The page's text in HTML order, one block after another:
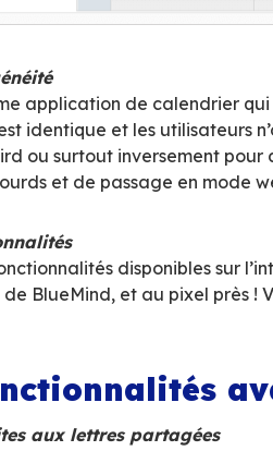
réservation de salles
les impressions PDF…
d’offrir toutes ces
Thunderbirdet
web. À cela